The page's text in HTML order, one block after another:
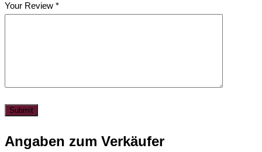
Your Review *
Angaben zum Verkäufer